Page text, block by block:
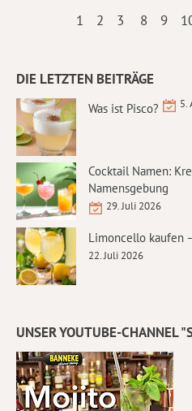
1 2 3 8 9
DIE LETZTEN BEITRÄGE
Was ist Pisco? 5.
Cocktail Namen:
Namensgebung
29. Juli 2026
Limoncello kaufen
22. Juli 2026
UNSER YOUTUBE-CHANNEL